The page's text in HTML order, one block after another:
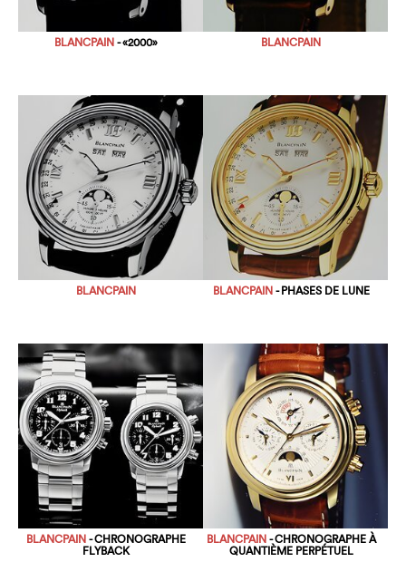
BLANCPAIN- «2000» BLANCPAIN
BLANCPAIN BLANCPAIN- PHASES DE LUNE
BLANCPAIN- CHRONOGRAPHE
FLYBACK
BLANCPAIN- CHRONOGRAPHE À
QUANTIÈME PERPÉTUEL